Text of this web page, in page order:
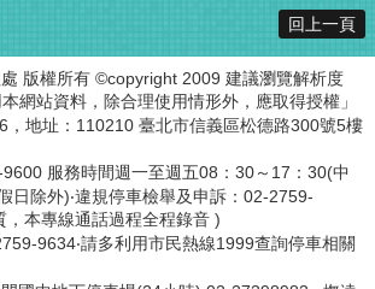
回上一頁
處 版權所有 ©copyright 2009 建議瀏覽解析度
網站資料，除合理使用情形外，應取得授權」
，地址：110210 臺北市信義區松德路300號5樓
服務時間週一至週五08：30～17：30(中
日除外)‧違規停車檢舉及申訴：02-2759-
本專線通話過程全程錄音 )
9634‧請多利用市民熱線1999查詢停車相關